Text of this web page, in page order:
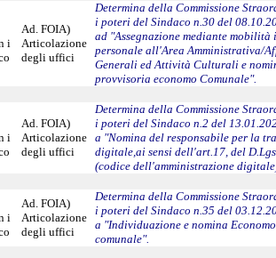
i
Ad. FOIA)
Articolazione
degli uffici
Determina della Commissione
i poteri del Sindaco n.30 del
ad "Assegnazione mediante mobilità
personale all'Area Amministrativa/
Generali ed Attività Culturali e
provvisoria economo Comunale".
i
Ad. FOIA)
Articolazione
degli uffici
Determina della Commissione
i poteri del Sindaco n.2 del
a "Nomina del responsabile per la
digitale,ai sensi dell'art.17, del
(codice dell'amministrazione
i
Ad. FOIA)
Articolazione
degli uffici
Determina della Commissione
i poteri del Sindaco n.35 del
a "Individuazione e nomina Economo
comunale".